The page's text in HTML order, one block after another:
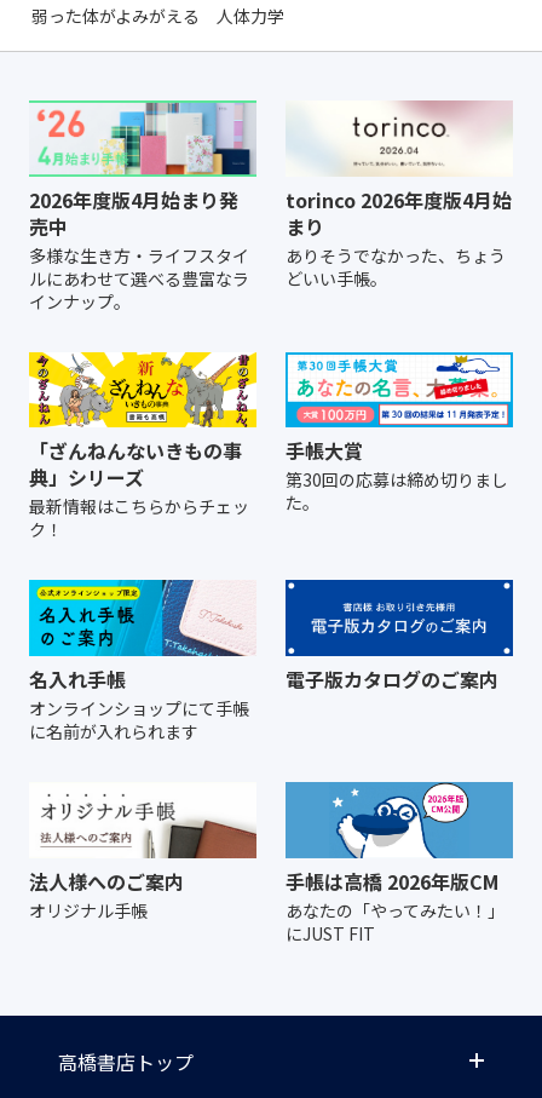
弱った体がよみがえる 人体力学
2026年度版4月始まり発
売中
多様な生き方・ライフスタイ
ルにあわせて選べる豊富なラ
インナップ。
torinco 2026年度版4月始
まり
ありそうでなかった、ちょう
どいい手帳。
「ざんねんないきもの事
典」シリーズ
最新情報はこちらからチェッ
ク！
手帳大賞
第30回の応募は締め切りまし
た。
名入れ手帳
オンラインショップにて手帳
に名前が入れられます
電子版カタログのご案内
法人様へのご案内
オリジナル手帳
手帳は高橋 2026年版CM
あなたの「やってみたい！」
にJUST FIT
高橋書店トップ